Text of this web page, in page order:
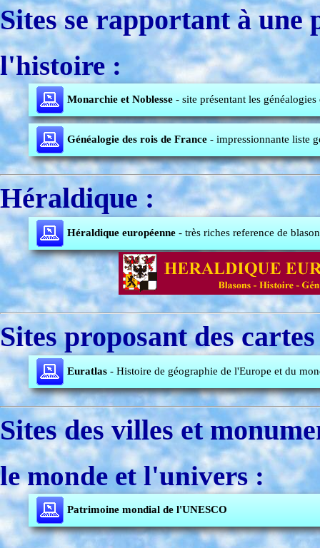
Sites se rapportant à une
l'histoire :
Monarchie et Noblesse - site présentant les
Généalogie des rois de France - impressionnante liste
Héraldique :
Héraldique européenne - très riches reference de
Sites proposant des
Euratlas - Histoire de géographie de l'Europe et du
Sites des villes et
le monde et l'univers :
Patrimoine mondial de l'UNESCO